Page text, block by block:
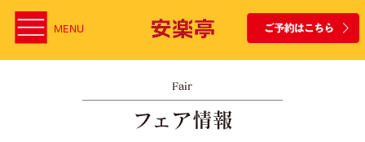
MENU
Fair
フェア情報